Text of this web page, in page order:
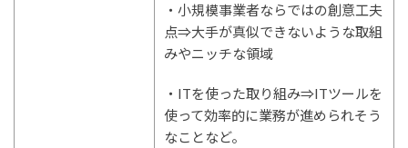
・小規模事業者ならではの創意工夫
点⇒大手が真似できないような取組
みやニッチな領域
・ITを使った取り組み⇒ITツールを
使って効率的に業務が進められそう
なことなど。